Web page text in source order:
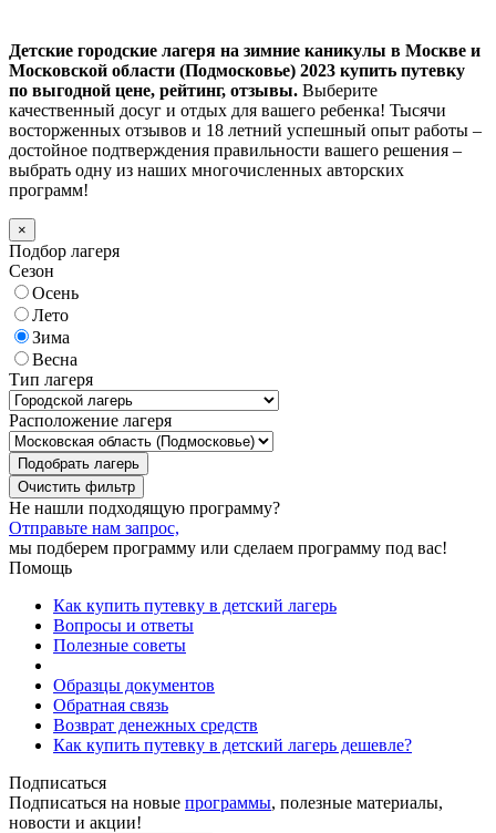
Детские городские лагеря на зимние каникулы в Москве и
Московской области (Подмосковье) 2023 купить путевку
по выгодной цене, рейтинг, отзывы. Выберите
качественный досуг и отдых для вашего ребенка! Тысячи
восторженных отзывов и 18 летний успешный опыт работы –
достойное подтверждения правильности вашего решения –
выбрать одну из наших многочисленных авторских
программ!
×
Подбор лагеря
Сезон
Осень
Лето
Зима
Весна
Тип лагеря
Расположение лагеря
Подобрать лагерь
Не нашли подходящую программу?
Отправьте нам запрос,
мы подберем программу или сделаем программу под вас!
Помощь
Как купить путевку в детский лагерь
Вопросы и ответы
Полезные советы
Образцы документов
Обратная связь
Возврат денежных средств
Как купить путевку в детский лагерь дешевле?
Подписаться
Подписаться на новые программы, полезные материалы,
новости и акции!